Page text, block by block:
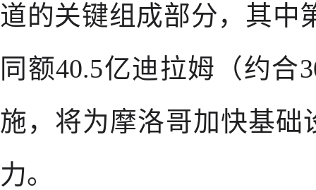
道的关键组成部分，其中
同额40.5亿迪拉姆（约合
施，将为摩洛哥加快基
力。